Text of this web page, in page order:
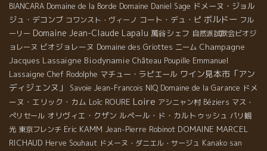
BIANCARA Domaine de la Borde Domaine Daniel Sage ドメーヌ・ジョル
ジュ・デコンブ コワンスト・ヴィーノ コート・デュ・ピ ボルドー フル
ーリー Domaine Jean-Claude Lapalu 萬谷シェフ 自然派試飲会ビオジ
ョレーヌ ビオジョレーヌ Domaine des Griottes ニーム Champagne
Jacques Lassaigne Biodynamie Château Poupille Emmanuel
Lassaigne Chef Rodolphe マチュー・ラピエール ワイン見本市「アン
ディジェンヌ」
Savoie Jean-Francois NIQ Domaine de la Garance ドメ
ーヌ・エリック・カム Loïc ROURE Loire アシニャン村 Béziers マス・
ぺリセール オリヴィエ・クザン ルペール・ド・カルトゥッシュ パリ観
光 東京フレンチ Eric KAMM Jean-Pierre Robinot DOMAINE MARCEL
RICHAUD Herve Souhaut ドメーヌ・ダニエル・サージュ Kanako san